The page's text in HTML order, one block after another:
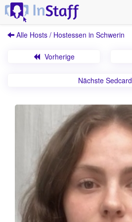
Alle Hosts / Hostessen in Schwerin
Vorherige
Nächste Sedcard